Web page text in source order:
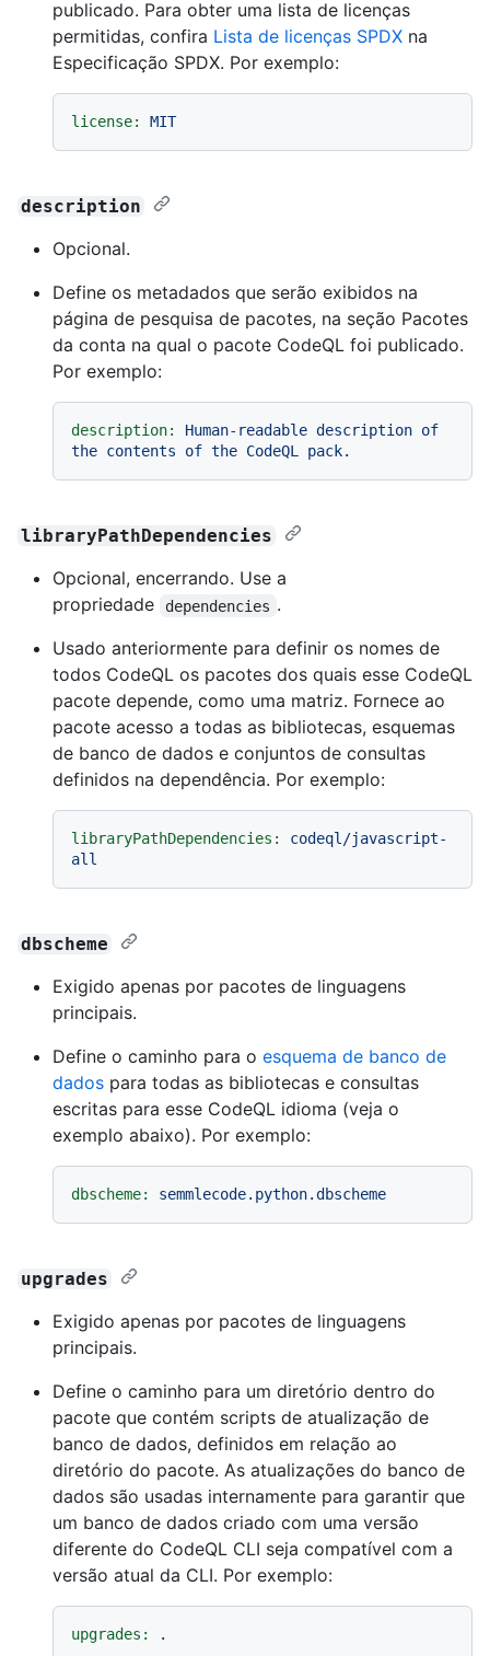
publicado. Para obter uma lista de licenças
permitidas, confira Lista de licenças SPDX na
Especificação SPDX. Por exemplo:
license: MIT
description
Opcional.
Define os metadados que serão exibidos na
página de pesquisa de pacotes, na seção Pacotes
da conta na qual o pacote CodeQL foi publicado.
Por exemplo:
description: Human-readable description of
the contents of the CodeQL pack.
libraryPathDependencies
Opcional, encerrando. Use a
propriedade
dependencies .
Usado anteriormente para definir os nomes de
todos CodeQL os pacotes dos quais esse CodeQL
pacote depende, como uma matriz. Fornece ao
pacote acesso a todas as bibliotecas, esquemas
de banco de dados e conjuntos de consultas
definidos na dependência. Por exemplo:
libraryPathDependencies:
codeql/javascript-
all
dbscheme
Exigido apenas por pacotes de linguagens
principais.
Define o caminho para o esquema de banco de
dados para todas as bibliotecas e consultas
escritas para esse CodeQL idioma (veja o
exemplo abaixo). Por exemplo:
dbscheme: semmlecode.python.dbscheme
upgrades
Exigido apenas por pacotes de linguagens
principais.
Define o caminho para um diretório dentro do
pacote que contém scripts de atualização de
banco de dados, definidos em relação ao
diretório do pacote. As atualizações do banco de
dados são usadas internamente para garantir que
um banco de dados criado com uma versão
diferente do CodeQL CLI seja compatível com a
versão atual da CLI. Por exemplo:
upgrades: .